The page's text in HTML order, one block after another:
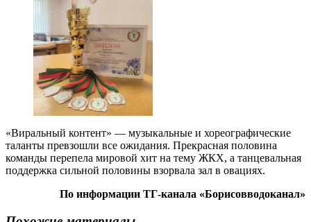
«Виральный контент» — музыкальные и хореографические
таланты превзошли все ожидания. Прекрасная половина
команды перепела мировой хит на тему ЖКХ, а танцевальная
поддержка сильной половины взорвала зал в овациях.
По информации ТГ-канала «Борисовводоканал»